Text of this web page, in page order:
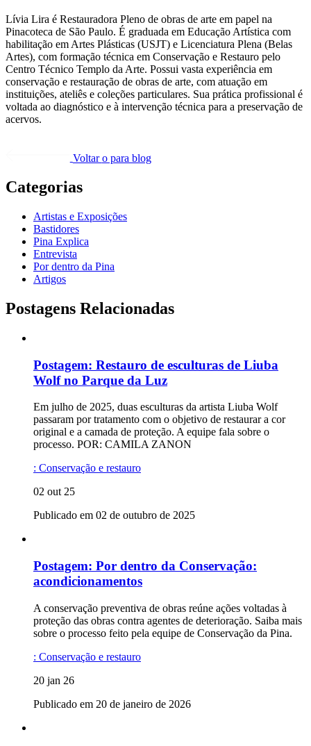
Lívia Lira é Restauradora Pleno de obras de arte em papel na
Pinacoteca de São Paulo. É graduada em Educação Artística com
habilitação em Artes Plásticas (USJT) e Licenciatura Plena (Belas
Artes), com formação técnica em Conservação e Restauro pelo
Centro Técnico Templo da Arte. Possui vasta experiência em
conservação e restauração de obras de arte, com atuação em
instituições, ateliês e coleções particulares. Sua prática profissional é
voltada ao diagnóstico e à intervenção técnica para a preservação de
acervos.
Voltaro para blog
Categorias
Artistas e Exposições
Bastidores
Pina Explica
Entrevista
Por dentro da Pina
Artigos
Postagens Relacionadas
Postagem: Restauro de esculturas de Liuba
Wolf no Parque da Luz
Em julho de 2025, duas esculturas da artista Liuba Wolf
passaram por tratamento com o objetivo de restaurar a cor
original e a camada de proteção. A equipe fala sobre o
processo. POR: CAMILA ZANON
: Conservação e restauro
02 out 25
Publicado em 02 de outubro de 2025
Postagem: Por dentro da Conservação:
acondicionamentos
A conservação preventiva de obras reúne ações voltadas à
proteção das obras contra agentes de deterioração. Saiba mais
sobre o processo feito pela equipe de Conservação da Pina.
: Conservação e restauro
20 jan 26
Publicado em 20 de janeiro de 2026